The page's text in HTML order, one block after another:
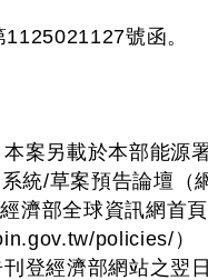
號函。
案另載於本部能源
統/草案預告論壇（
部全球資訊網首
policies/）
登經濟部網站之翌